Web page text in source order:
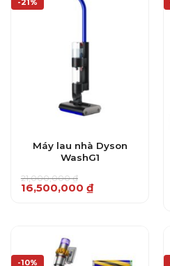
-21%
Máy lau nhà Dyson
WashG1
21,000,000₫
Giá
gốc
16,500,000 ₫
Giá
hiện
-10%